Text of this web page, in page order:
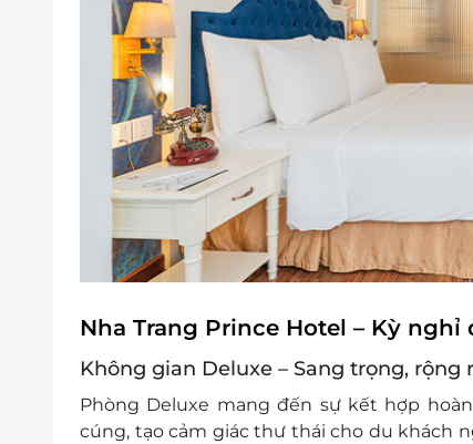
Không áp dụng đồng thời với
Nha Trang Prince Hotel – Kỳ
Không gian Deluxe – Sang trọng, rộng
Phòng Deluxe mang đến sự kết hợp
cúng, tạo cảm giác thư thái cho du khách